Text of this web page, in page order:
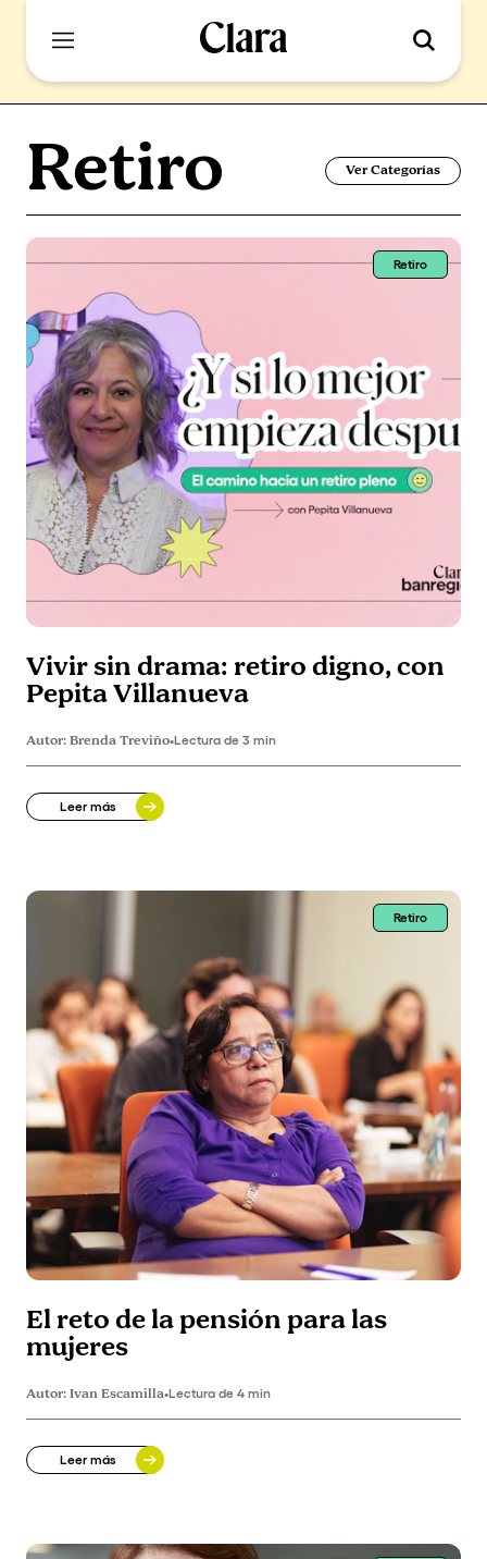
Retiro Ver Categorías
Retiro
Vivir sin drama: retiro digno, con
Pepita Villanueva
Autor:Brenda Treviño•Lectura de 3 min
Leer más
Retiro
El reto de la pensión para las
mujeres
Autor:Ivan Escamilla•Lectura de 4 min
Leer más